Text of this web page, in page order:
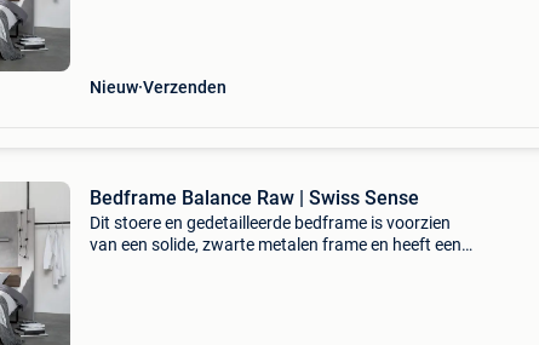
Nieuw Verzenden
Bedframe Balance Raw | Swiss Sense
Dit stoere en gedetailleerde bedframe is voorzien
van een solide, zwarte metalen frame en heeft een